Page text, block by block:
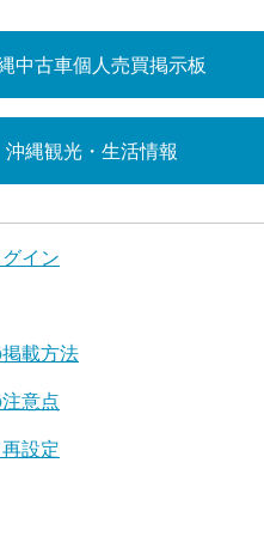
中古車個人売買掲示板
沖縄観光・生活情報
イン
載方法
意点
設定